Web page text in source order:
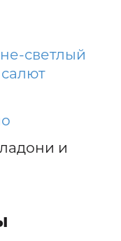
светлый
салют
и